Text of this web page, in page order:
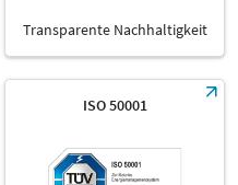
Transparente Nachhaltigkeit
ISO 50001